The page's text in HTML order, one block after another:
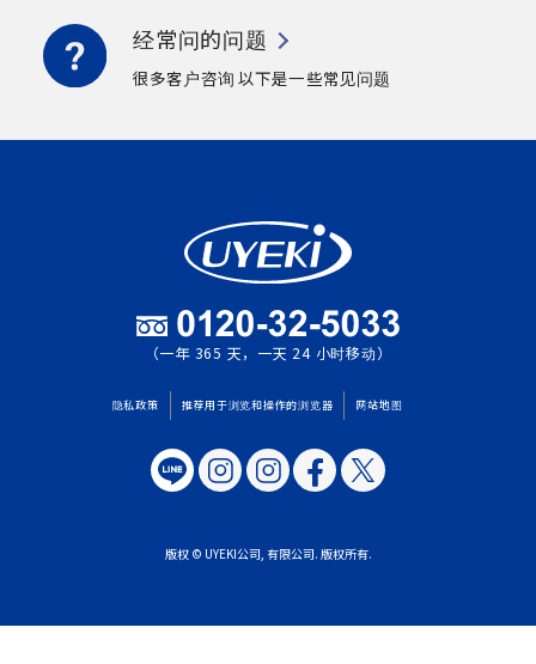
经常问的问题
很多客户咨询 以下是一些常见问题
（一年 365 天，一天 24 小时移动）
隐私政策 推荐用于浏览和操作的浏览器 网站地图
版权 © UYEKI公司, 有限公司. 版权所有.